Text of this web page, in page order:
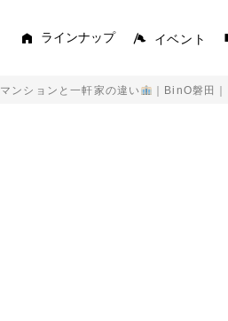
ラインナップ イベント
マンションと一軒家の違い ｜BinO磐田｜